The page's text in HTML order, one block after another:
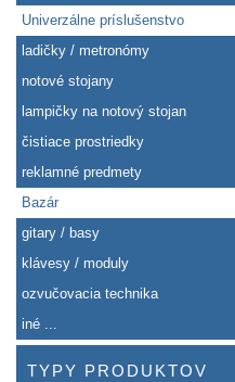
Univerzálne príslušenstvo
ladičky / metronómy
notové stojany
lampičky na notový stojan
čistiace prostriedky
reklamné predmety
Bazár
gitary / basy
klávesy / moduly
ozvučovacia technika
iné ...
TYPY PRODUKTOV